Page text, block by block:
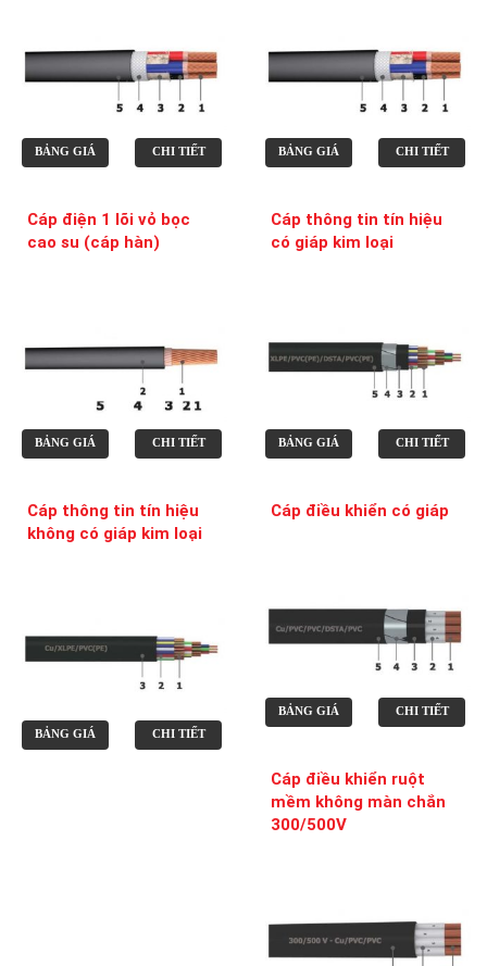
BẢNG GIÁ CHI TIẾT BẢNG GIÁ CHI TIẾT
Cáp điện 1 lõi vỏ bọc
cao su (cáp hàn)
BẢNG GIÁ CHI TIẾT
Cáp thông tin tín hiệu
có giáp kim loại
BẢNG GIÁ CHI TIẾT
Cáp thông tin tín hiệu
không có giáp kim loại
BẢNG GIÁ CHI TIẾT
Cáp điều khiển có giáp
BẢNG GIÁ CHI TIẾT
Cáp điều khiển ruột
mềm không màn chắn
300/500V